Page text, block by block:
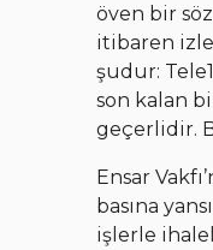
öven bir
itibaren
şudur:
son kalan
geçerlidir.
Ensar
basına
işlerle